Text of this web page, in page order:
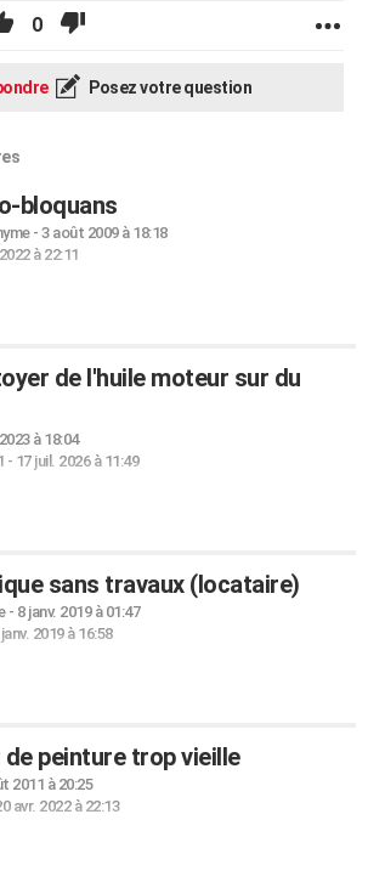
0
Posez votre question
bloquans
- 3 août 2009 à 18:18
à 22:11
de l'huile moteur sur du
à 18:04
- 17 juil. 2026 à 11:49
sans travaux (locataire)
- 8 janv. 2019 à 01:47
2019 à 16:58
peinture trop vieille
2011 à 20:25
avr. 2022 à 22:13